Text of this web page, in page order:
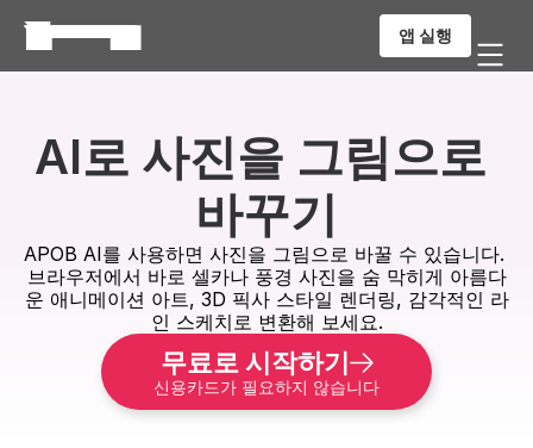
앱 실행
AI로 사진을 그림으로
바꾸기
APOB AI를 사용하면 사진을 그림으로 바꿀 수 있습니다.
브라우저에서 바로 셀카나 풍경 사진을 숨 막히게 아름다
운 애니메이션 아트, 3D 픽사 스타일 렌더링, 감각적인 라
인 스케치로 변환해 보세요.
무료로 시작하기
신용카드가 필요하지 않습니다